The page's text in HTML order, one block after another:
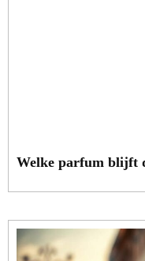
Welke parfum blijft